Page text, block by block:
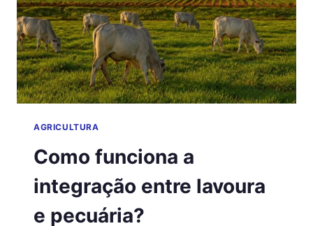
AGRICULTURA
Como funciona a
integração entre lavoura
e pecuária?